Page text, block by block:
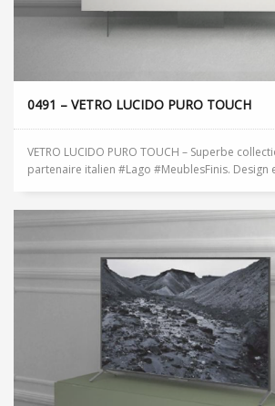
0491 – VETRO LUCIDO PURO TOUCH
VETRO LUCIDO PURO TOUCH – Superbe
partenaire italien #Lago #MeublesFinis. Design